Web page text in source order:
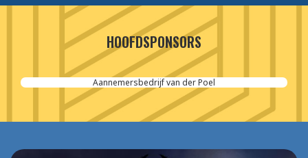
HOOFDSPONSORS
Aannemersbedrijf van der Poel